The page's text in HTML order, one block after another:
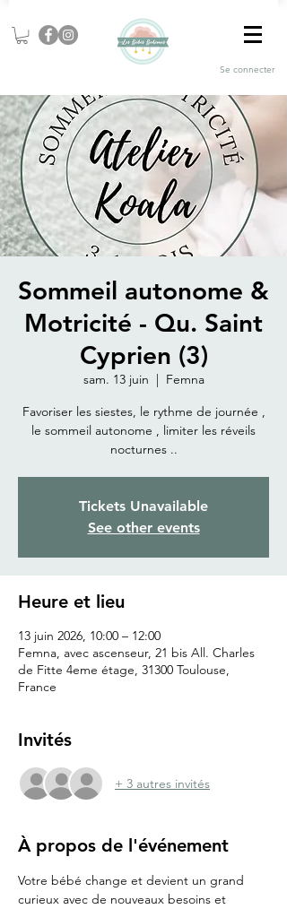
Se connecter
Sommeil autonome &
Motricité - Qu. Saint
Cyprien (3)
sam. 13 juin
  |
Femna
Favoriser les siestes, le rythme de journée ,
le sommeil autonome , limiter les réveils
nocturnes ..
Tickets Unavailable
See other events
Heure et lieu
13 juin 2026, 10:00 – 12:00
Femna, avec ascenseur, 21 bis All. Charles
de Fitte 4eme étage, 31300 Toulouse,
France
Invités
+ 3 autres invités
À propos de l'événement
Votre bébé change et devient un grand
curieux avec de nouveaux besoins et